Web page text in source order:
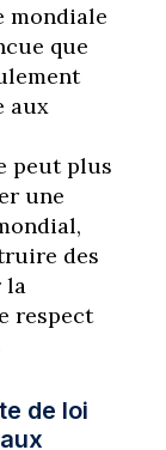
mondiale
que
aux
peut plus
une
des
la
respect
de loi